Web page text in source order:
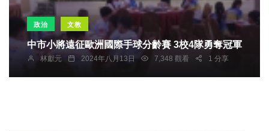
政治 文教
中市小將遠征歐洲國際手球分齡賽 3校4隊勇奪冠軍
林獻元 2024年八月13日 7,348 觀看 1 分享